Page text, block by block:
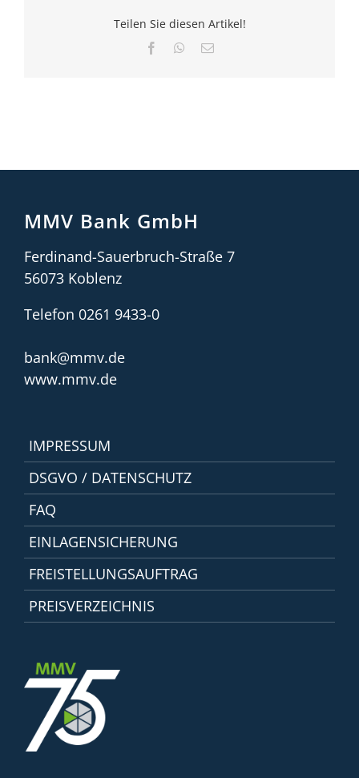
Teilen Sie diesen Artikel!
FacebookWhatsApp
E-
MMV Bank GmbH
Ferdinand-Sauerbruch-Straße 7
56073 Koblenz
Telefon 0261 9433-0
bank@mmv.de
www.mmv.de
IMPRESSUM
DSGVO / DATENSCHUTZ
FAQ
EINLAGENSICHERUNG
FREISTELLUNGSAUFTRAG
PREISVERZEICHNIS